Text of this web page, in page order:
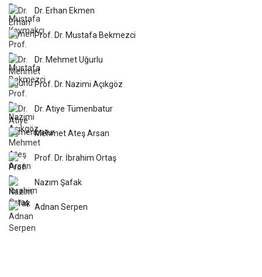
Dr. Erhan Ekmen
Prof. Dr. Mustafa Bekmezci
Dr. Mehmet Uğurlu
Prof. Dr. Nazimi Açıkgöz
Dr. Atiye Tümenbatur
Mehmet Ateş Arsan
Prof. Dr. İbrahim Ortaş
Nazım Şafak
Adnan Serpen